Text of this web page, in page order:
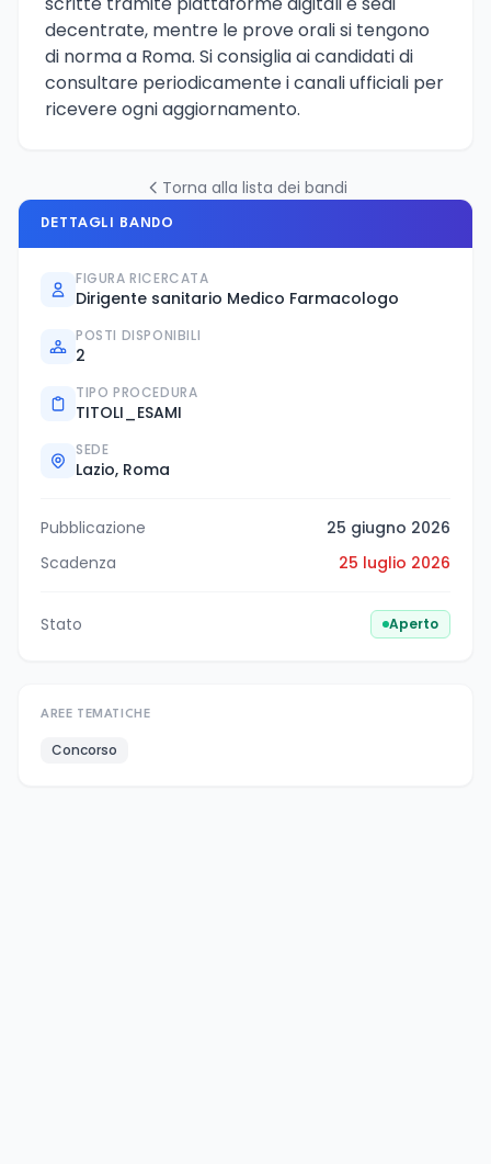
decentrate, mentre le prove orali si tengono
di norma a Roma. Si consiglia ai candidati di
consultare periodicamente i canali ufficiali per
ricevere ogni aggiornamento.
Torna alla lista dei bandi
DETTAGLI BANDO
FIGURA RICERCATA
Dirigente sanitario Medico Farmacologo
POSTI DISPONIBILI
2
TIPO PROCEDURA
TITOLI_ESAMI
SEDE
Lazio, Roma
Pubblicazione
25 giugno 2026
Scadenza
25 luglio 2026
Stato Aperto
AREE TEMATICHE
Concorso